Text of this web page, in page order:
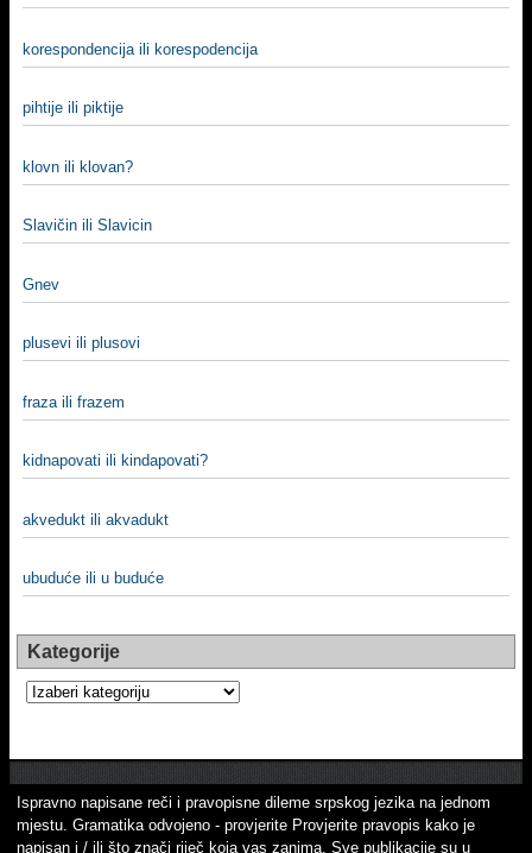
korespondencija ili korespodencija
pihtije ili piktije
klovn ili klovan?
Slavičin ili Slavicin
Gnev
plusevi ili plusovi
fraza ili frazem
kidnapovati ili kindapovati?
akvedukt ili akvadukt
ubuduće ili u buduće
Kategorije
Kategorije
Ispravno napisane reči i pravopisne dileme srpskog jezika na jednom
mjestu. Gramatika odvojeno - provjerite Provjerite pravopis kako je
napisan i / ili što znači riječ koja vas zanima. Sve publikacije su u